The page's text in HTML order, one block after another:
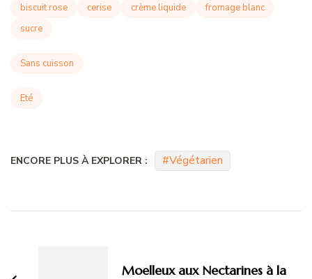
biscuit rose cerise crème liquide
fromage blanc
sucre
Sans cuisson
Eté
ENCORE PLUS À EXPLORER : Végétarien
Moelleux aux Nectarines à la